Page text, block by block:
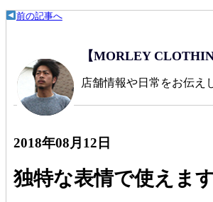
前の記事へ
【MORLEY
店舗情報や日常をお伝え
2018年08月12日
独特な表情で使えま